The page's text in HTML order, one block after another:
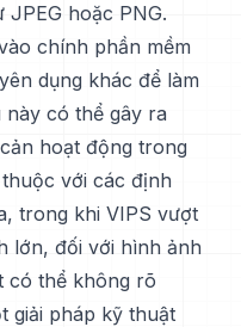
hoặc PNG.
chính phần mềm
dụng khác để làm
có thể gây ra
hoạt động trong
với các định
trong khi VIPS vượt
lớn, đối với hình ảnh
có thể không rõ
giải pháp kỹ thuật